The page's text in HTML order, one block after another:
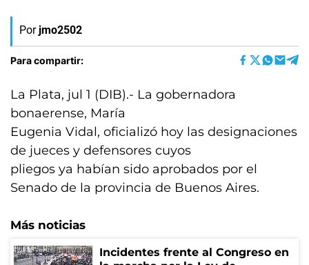
Por jmo2502
Para compartir:
La Plata, jul 1 (DIB).- La gobernadora
bonaerense, María
Eugenia Vidal, oficializó hoy las designaciones
de jueces y defensores cuyos
pliegos ya habían sido aprobados por el
Senado de la provincia de Buenos Aires.
Más noticias
Incidentes frente al Congreso en